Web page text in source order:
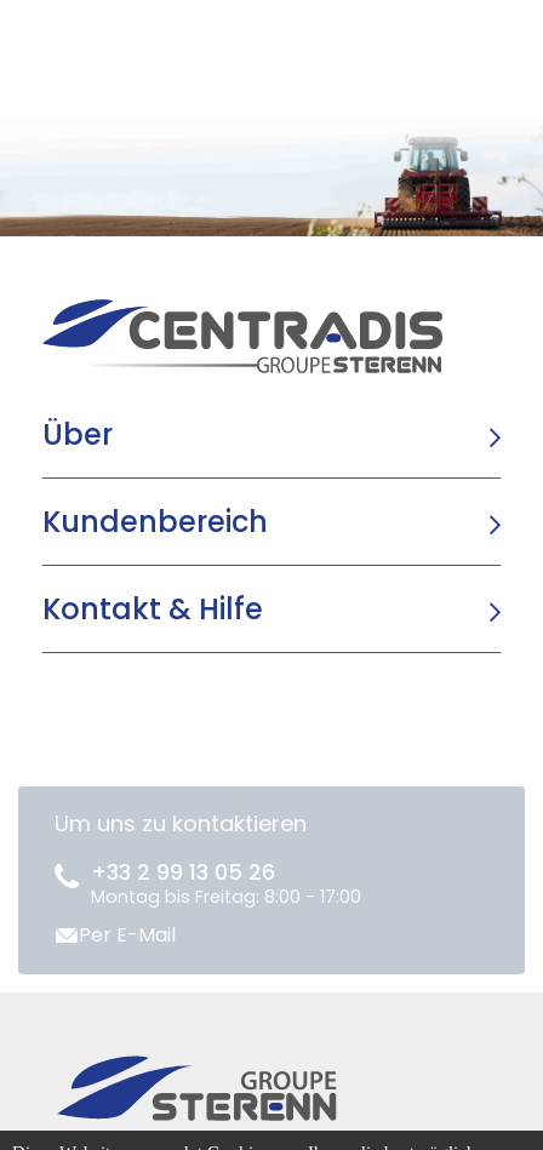
Über
Kundenbereich
Kontakt & Hilfe
Um uns zu kontaktieren
+33 2 99 13 05 26
Montag bis Freitag: 8:00 - 17:00
Per E-Mail